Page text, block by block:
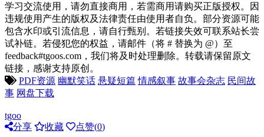
学习交流使用，请勿直接商用，若需商用请购买正版授权。因
违规使用产生的版权及法律责任由使用者自负。部分资源可能
包含水印或引流信息，请自行甄别。若链接失效可联系站长尝
试补链。若侵犯您的权益，请邮件（将 # 替换为 @）至
feedback#tgoos.com，我们将及时处理删除。转载请保留原文
链接，感谢支持原创。
PDF资源 幽默笑话 悬疑短篇 情感叙事 故事会杂志 民间故
事 网盘下载
tgoo
分享
收藏 点赞(0)